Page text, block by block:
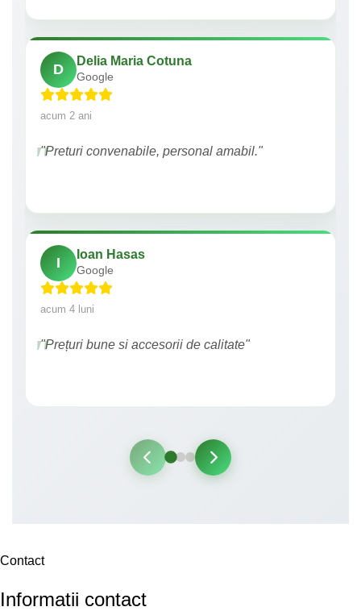
D
Delia Maria Cotuna
Google
acum 2 ani
"Preturi convenabile, personal amabil."
I
Ioan Hasas
Google
acum 4 luni
"Prețuri bune si accesorii de calitate"
Contact
Informatii contact